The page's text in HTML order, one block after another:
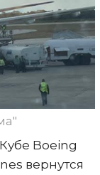
Boeing
вернутся